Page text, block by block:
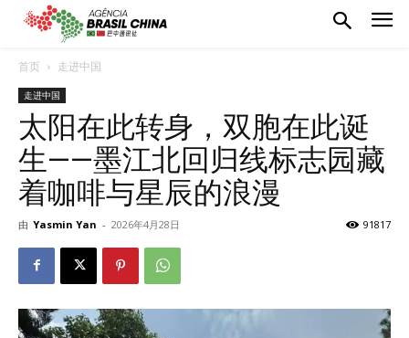
首页 走进中国
走进中国
太阳在此转身，双胞在此诞
生——墨江北回归线标志园藏
着咖啡与星辰的浪漫
由 Yasmin Yan - 2026年4月28日 91817